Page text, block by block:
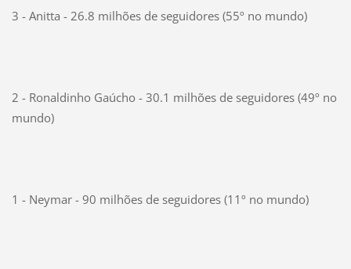
3 - Anitta - 26.8 milhões de seguidores (55º no mundo)
2 - Ronaldinho Gaúcho - 30.1 milhões de seguidores (49º no
mundo)
1 - Neymar - 90 milhões de seguidores (11º no mundo)